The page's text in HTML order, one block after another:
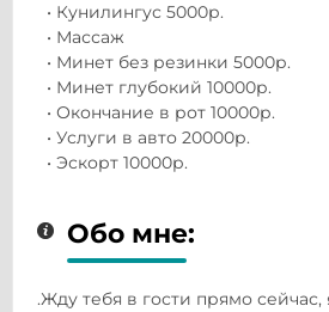
• Кунилингус 5000р.
• Массаж
• Минет без резинки 5000р.
• Минет глубокий 10000р.
• Окончание в рот 10000р.
• Услуги в авто 20000р.
• Эскорт 10000р.
Обо мне:
.Жду тебя в гости прямо сейчас,